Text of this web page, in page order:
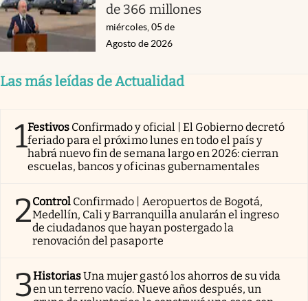
de 366 millones
miércoles, 05 de
Agosto de 2026
Las más leídas de Actualidad
1Festivos Confirmado y oficial | El Gobierno decretó
feriado para el próximo lunes en todo el país y
habrá nuevo fin de semana largo en 2026: cierran
escuelas, bancos y oficinas gubernamentales
2Control Confirmado | Aeropuertos de Bogotá,
Medellín, Cali y Barranquilla anularán el ingreso
de ciudadanos que hayan postergado la
renovación del pasaporte
3HistoriasUna mujer gastó los ahorros de su vida
en un terreno vacío. Nueve años después, un